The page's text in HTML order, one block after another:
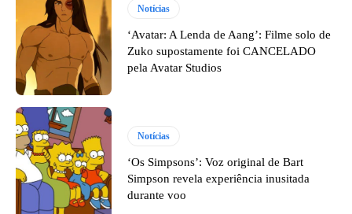
Notícias
‘Avatar: A Lenda de Aang’: Filme solo de
Zuko supostamente foi CANCELADO
pela Avatar Studios
Notícias
‘Os Simpsons’: Voz original de Bart
Simpson revela experiência inusitada
durante voo